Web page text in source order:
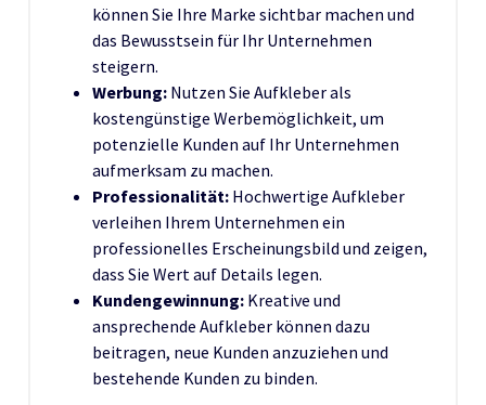
können Sie Ihre Marke sichtbar machen und
das Bewusstsein für Ihr Unternehmen
steigern.
Werbung: Nutzen Sie Aufkleber als
kostengünstige Werbemöglichkeit, um
potenzielle Kunden auf Ihr Unternehmen
aufmerksam zu machen.
Professionalität: Hochwertige Aufkleber
verleihen Ihrem Unternehmen ein
professionelles Erscheinungsbild und zeigen,
dass Sie Wert auf Details legen.
Kundengewinnung: Kreative und
ansprechende Aufkleber können dazu
beitragen, neue Kunden anzuziehen und
bestehende Kunden zu binden.